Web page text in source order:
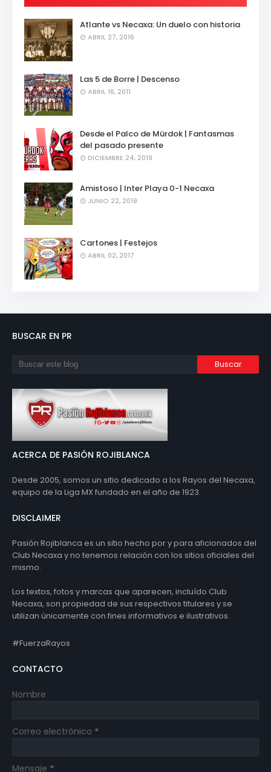
Atlante vs Necaxa: Un duelo con historia
ABRIL 27, 2016
Las 5 de Borre | Descenso
ABRIL 16, 2011
Desde el Palco de Mürdok | Fantasmas
del pasado presente
DICIEMBRE 24, 2019
Amistoso | Inter Playa 0-1 Necaxa
JUNIO 22, 2019
Cartones | Festejos
ABRIL 02, 2017
BUSCAR EN PR
ACERCA DE PASIÓN ROJIBLANCA
Desde 2005, somos un sitio dedicado a los Rayos del Necaxa,
equipo de la Liga MX fundado en el año de 1923.
DISCLAIMER
Pasión Rojiblanca es un sitio hecho por y para aficionados del
Club Necaxa y no tenemos relación con los sitios oficiales del
mismo.
Los textos, fotos y marcas que aparecen, incluído Club
Necaxa, son propiedad de sus respectivos titulares y se
utilizan únicamente con fines informativos e ilustrativos.
#FuerzaRayos
CONTACTO
Nombre
Correo electrónico *
Mensaje *